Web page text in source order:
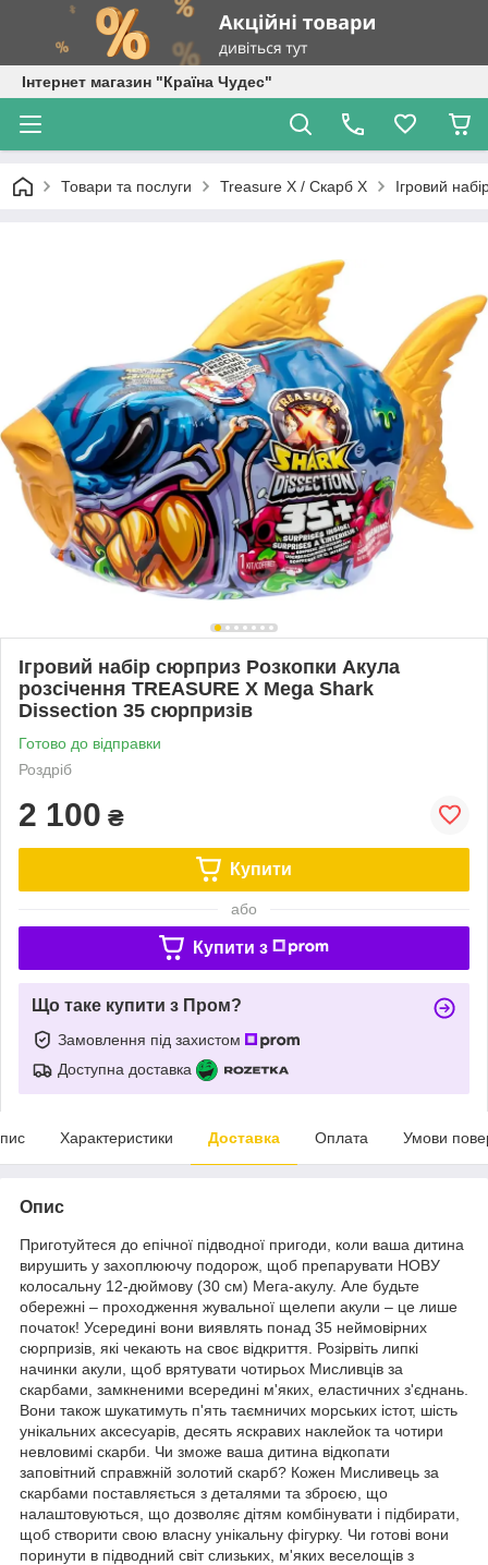
Інтернет магазин "Країна Чудес"
Товари та послуги Treasure X / Скарб X Ігровий
Ігровий набір сюрприз Розкопки Акула
розсічення TREASURE X Mega Shark
Dissection 35 сюрпризів
Готово до відправки
Роздріб
2 100 ₴
Купити
або
Купити з
Що таке купити з Пром?
Замовлення під захистом
Доступна доставка
Характеристики Доставка Оплата Умови
Опис
Приготуйтеся до епічної підводної пригоди, коли ваша дитина
вирушить у захоплюючу подорож, щоб препарувати НОВУ
колосальну 12-дюймову (30 см) Мега-акулу. Але будьте
обережні – проходження жувальної щелепи акули – це лише
початок! Усередині вони виявлять понад 35 неймовірних
сюрпризів, які чекають на своє відкриття. Розірвіть липкі
начинки акули, щоб врятувати чотирьох Мисливців за
скарбами, замкненими всередині м'яких, еластичних з'єднань.
Вони також шукатимуть п'ять таємничих морських істот, шість
унікальних аксесуарів, десять яскравих наклейок та чотири
невловимі скарби. Чи зможе ваша дитина відкопати
заповітний справжній золотий скарб? Кожен Мисливець за
скарбами поставляється з деталями та зброєю, що
налаштовуються, що дозволяє дітям комбінувати і підбирати,
щоб створити свою власну унікальну фігурку. Чи готові вони
поринути в підводний світ слизьких, м'яких веселощів з